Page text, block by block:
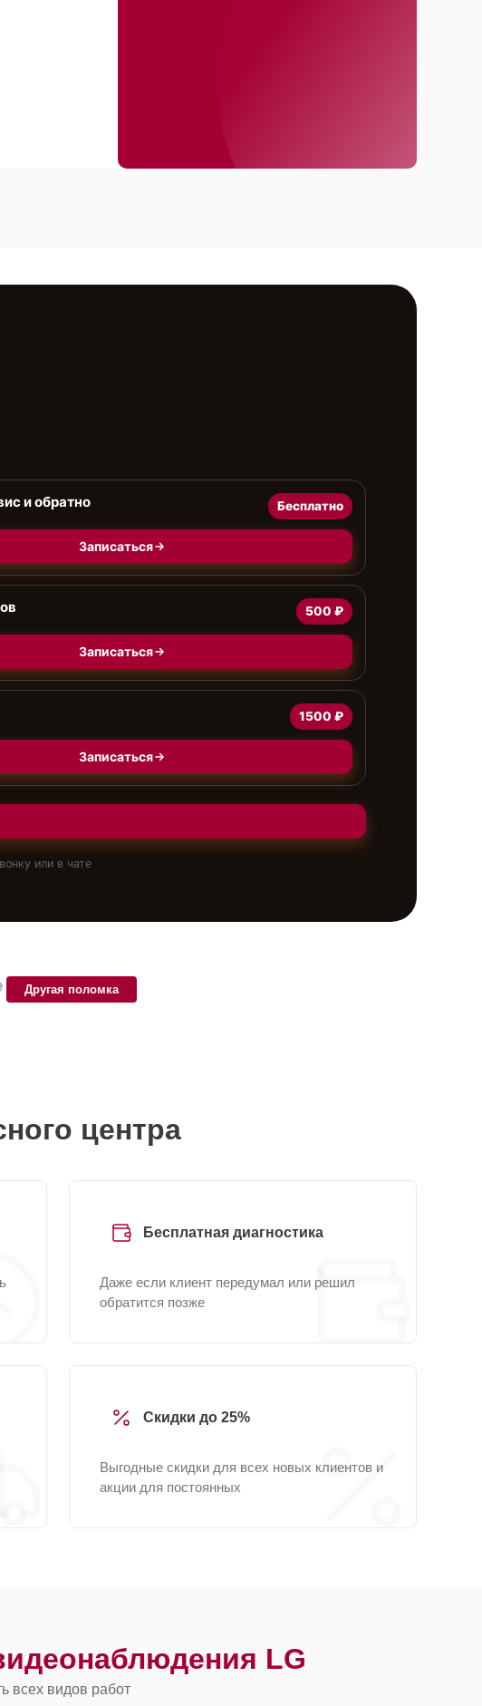
и обратно Бесплатно
Записаться
500 ₽
Записаться
1500 ₽
Записаться
или в чате
Другая поломка
центра
Бесплатная диагностика
Даже если клиент передумал или решил
обратится позже
Скидки до 25%
Выгодные скидки для всех новых клиентов и
акции для постоянных
LG
всех видов работ